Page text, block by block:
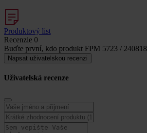
Produktový list
Recenzie 0
Buďte první, kdo produkt FPM 5723 /
Napsat uživatelskou recenzi
Uživatelská recenze